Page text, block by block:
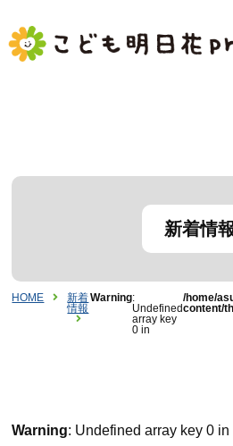
新着情
HOME
新着
情報
Warning:
Undefined
array key
0 in
/home/
content/
Warning: Undefined array key 0 in